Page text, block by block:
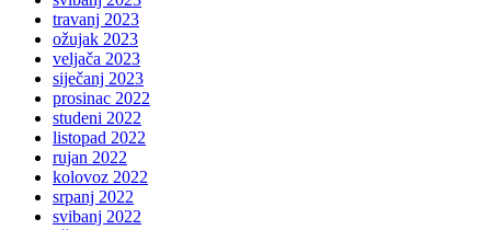
travanj 2023
ožujak 2023
veljača 2023
siječanj 2023
prosinac 2022
studeni 2022
listopad 2022
rujan 2022
kolovoz 2022
srpanj 2022
svibanj 2022